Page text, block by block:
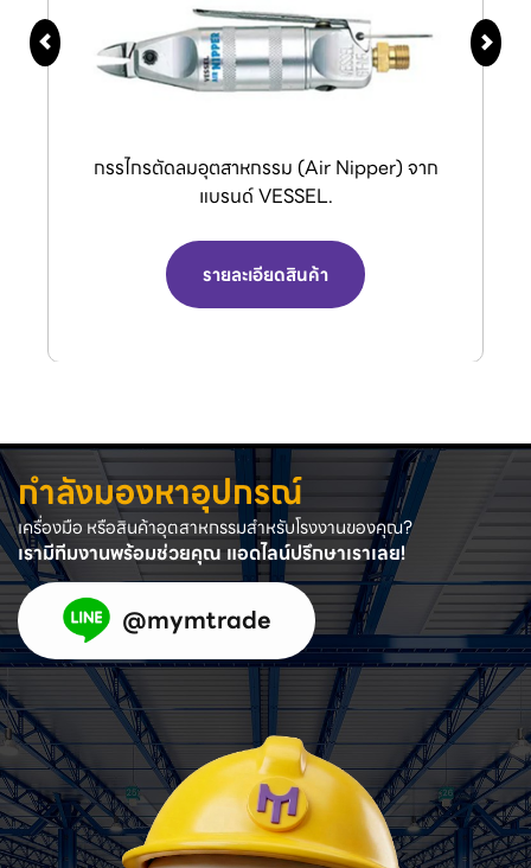
กรรไกรตัดลมอุตสาหกรรม (Air Nipper) จาก
แบรนด์ VESSEL.
รายละเอียดสินค้า
กำลังมองหาอุปกรณ์
เครื่องมือ หรือสินค้าอุตสาหกรรมสำหรับโรงงานของคุณ?
เรามีทีมงานพร้อมช่วยคุณ แอดไลน์ปรึกษาเราเลย!
@mymtrade